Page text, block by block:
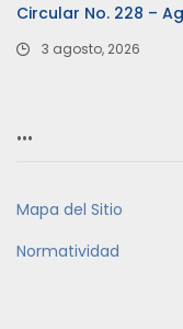
Circular No. 228 –
3 agosto, 2026
…
Mapa del Sitio
Normatividad